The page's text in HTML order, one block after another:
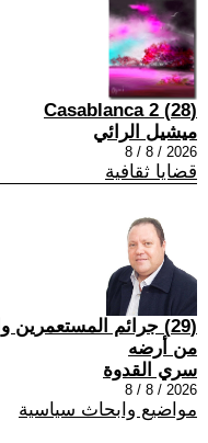
(28) Casablanca 2
ميشيل الرائي
2026 / 8 / 8
قضايا ثقافية
(29) جرائم
من أرضه
سري القدوة
2026 / 8 / 8
مواضيع وابحاث سياسية